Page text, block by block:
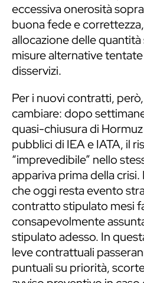
eccessiva onerosità
buona fede e
allocazione delle
misure alternative
disservizi.
Per i nuovi contratti,
cambiare: dopo
quasi-chiusura di
pubblici di IEA e IATA, il
“imprevedibile” nello
appariva prima della
che oggi resta evento
contratto stipulato mesi
consapevolmente
stipulato adesso. In
leve contrattuali
puntuali su priorità,